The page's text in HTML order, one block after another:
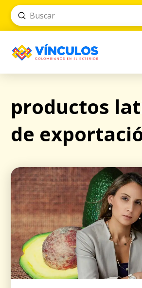
Search
Submit
productos
de